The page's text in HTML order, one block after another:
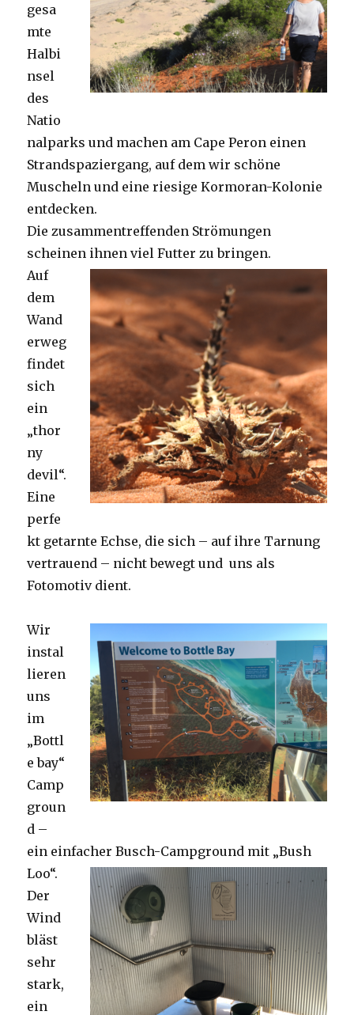
gesa
mte
Halbi
nsel
des
Natio
nalparks und machen am Cape Peron einen
Strandspaziergang, auf dem wir schöne
Muscheln und eine riesige Kormoran-Kolonie
entdecken.
Die zusammentreffenden Strömungen
scheinen ihnen viel Futter zu bringen.
Auf
dem
Wand
erweg
findet
sich
ein
„thor
ny
devil“.
Eine
perfe
kt getarnte Echse, die sich – auf ihre Tarnung
vertrauend – nicht bewegt und uns als
Fotomotiv dient.
Wir
instal
lieren
uns
im
„Bottl
e bay“
Camp
groun
d –
ein einfacher Busch-Campground mit „Bush
Loo“.
Der
Wind
bläst
sehr
stark,
ein